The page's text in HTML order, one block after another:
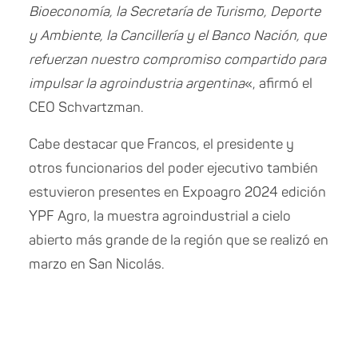
Bioeconomía, la Secretaría de Turismo, Deporte
y Ambiente, la Cancillería y el Banco Nación, que
refuerzan nuestro compromiso compartido para
impulsar la agroindustria argentina«, afirmó el
CEO Schvartzman.
Cabe destacar que Francos, el presidente y
otros funcionarios del poder ejecutivo también
estuvieron presentes en Expoagro 2024 edición
YPF Agro, la muestra agroindustrial a cielo
abierto más grande de la región que se realizó en
marzo en San Nicolás.